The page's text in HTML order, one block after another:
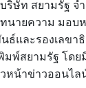
ริษัท สยามรัฐ
นายความ มอ
และรองเลขา
มพ์สยามรัฐ โด
น้าข่าวออนไล